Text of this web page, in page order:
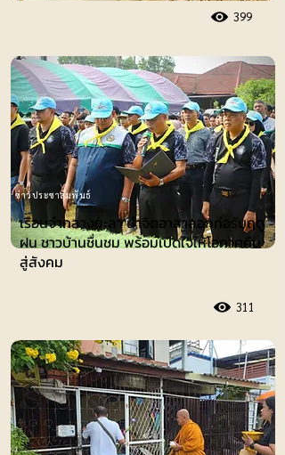
399
เรือนจำกลางยะลา นำจิตอาสาลอกท่อรับฤดู
ฝน ชาวบ้านชื่นชม พร้อมเปิดใจให้โอกาศคืน
สู่สังคม
311
ข่าวประชาสัมพันธ์